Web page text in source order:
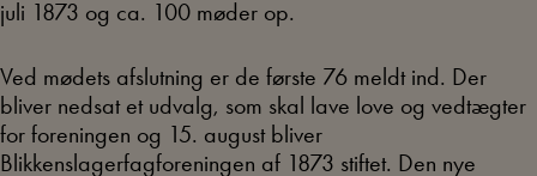
juli 1873 og ca. 100 møder op.
Ved mødets afslutning er de første 76 meldt ind. Der
bliver nedsat et udvalg, som skal lave love og vedtægter
for foreningen og 15. august bliver
Blikkenslagerfagforeningen af 1873 stiftet. Den nye